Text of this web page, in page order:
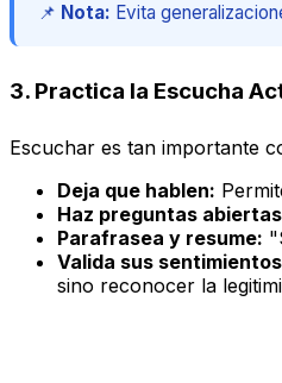
📌 Nota: Evita
3. Practica la Escucha
Escuchar es tan importante
Deja que hablen:
Haz preguntas
Parafrasea y resume:
Valida sus
sino reconocer la